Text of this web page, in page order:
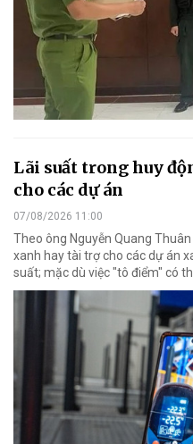
Lãi suất trong huy
cho các dự án
07/08/2026 11:00
Theo ông Nguyễn Quang
xanh hay tài trợ cho các dự án
suất; mặc dù việc "tô điểm" có